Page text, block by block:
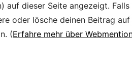
auf dieser Seite angezeigt.
oder lösche deinen Beitrag
(Erfahre mehr über